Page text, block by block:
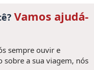
Vamos ajudá-
sempre ouvir e
a sua viagem, nós